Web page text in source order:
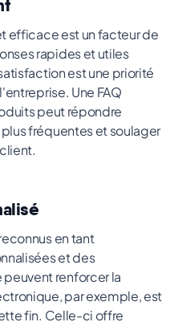
efficace est un facteur de
rapides et utiles
est une priorité
Une FAQ
peut répondre
fréquentes et soulager
en tant
et des
renforcer la
par exemple, est
fin. Celle-ci offre